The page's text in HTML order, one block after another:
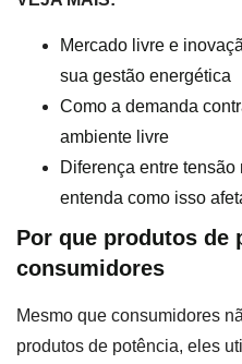
Mercado livre e
sua gestão energética
Como a demanda
ambiente livre
Diferença entre
entenda como isso
Por que produtos de
consumidores
Mesmo que consumidores
produtos de potência, eles